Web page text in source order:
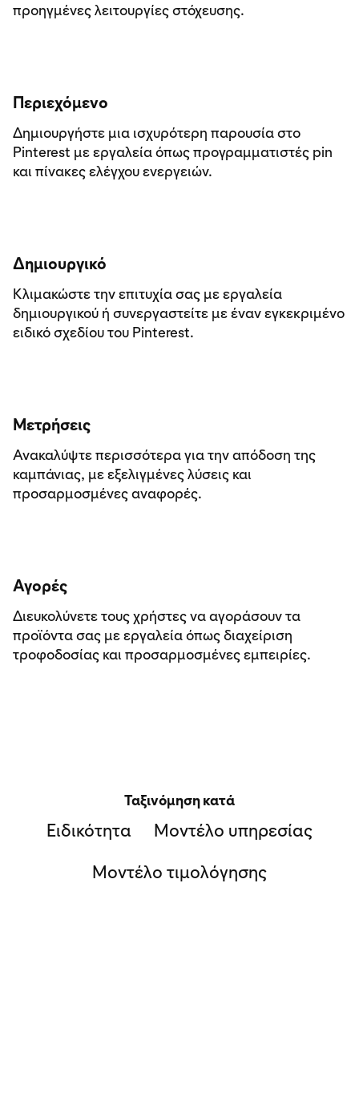
προηγμένες λειτουργίες στόχευσης.
Περιεχόμενο
Δημιουργήστε μια ισχυρότερη παρουσία στο
Pinterest με εργαλεία όπως προγραμματιστές pin
και πίνακες ελέγχου ενεργειών.
Δημιουργικό
Κλιμακώστε την επιτυχία σας με εργαλεία
δημιουργικού ή συνεργαστείτε με έναν εγκεκριμένο
ειδικό σχεδίου του Pinterest.
Μετρήσεις
Ανακαλύψτε περισσότερα για την απόδοση της
καμπάνιας, με εξελιγμένες λύσεις και
προσαρμοσμένες αναφορές.
Αγορές
Διευκολύνετε τους χρήστες να αγοράσουν τα
προϊόντα σας με εργαλεία όπως διαχείριση
τροφοδοσίας και προσαρμοσμένες εμπειρίες.
Ταξινόμηση κατά
Ειδικότητα
Μοντέλο υπηρεσίας
Μοντέλο τιμολόγησης